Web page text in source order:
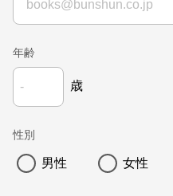
年齢
歳
性別
男性 女性